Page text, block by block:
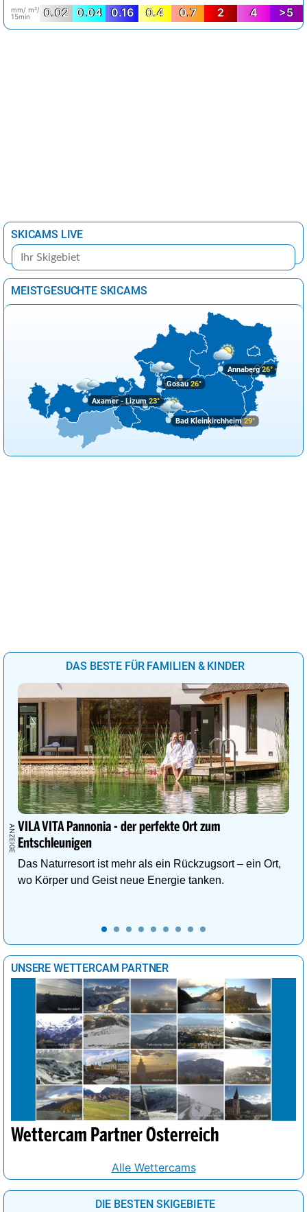
mm/ m²/
15min
0.02 0.04 0.16 0.4 0.7 2 4 >5
SKICAMS LIVE
MEISTGESUCHTE SKICAMS
Axamer - Lizum 23°
Bad Kleinkirchheim29°
Annaberg26°
Gosau26°
DAS BESTE FÜR FAMILIEN & KINDER
VILA VITA Pannonia - der perfekte Ort zum
Entschleunigen
Das Naturresort ist mehr als ein Rückzugsort – ein Ort,
wo Körper und Geist neue Energie tanken.
UNSERE WETTERCAM PARTNER
Wettercam Partner Österreich
Alle Wettercams
DIE BESTEN SKIGEBIETE